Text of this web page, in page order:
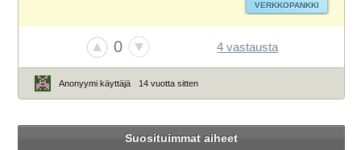
VERKKOPANKKI
0 4 vastausta
Anonyymi käyttäjä 14 vuotta sitten
Suosituimmat aiheet